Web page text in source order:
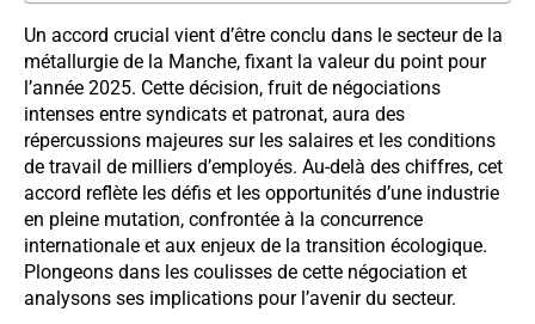
Un accord crucial vient d’être conclu dans le secteur de la
métallurgie de la Manche, fixant la valeur du point pour
l’année 2025. Cette décision, fruit de négociations
intenses entre syndicats et patronat, aura des
répercussions majeures sur les salaires et les conditions
de travail de milliers d’employés. Au-delà des chiffres, cet
accord reflète les défis et les opportunités d’une industrie
en pleine mutation, confrontée à la concurrence
internationale et aux enjeux de la transition écologique.
Plongeons dans les coulisses de cette négociation et
analysons ses implications pour l’avenir du secteur.